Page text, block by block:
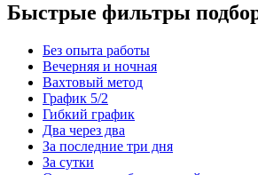
Быстрые фильтры
Без опыта работы
Вечерняя и ночная
Вахтовый метод
График 5/2
Гибкий график
Два через два
За последние три дня
За сутки